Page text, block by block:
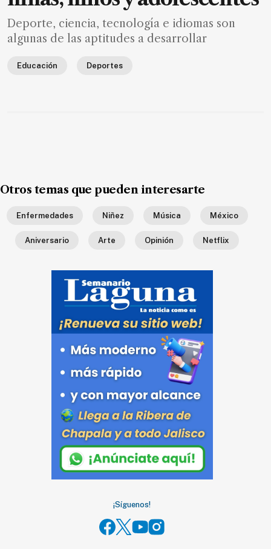
Deporte, ciencia, tecnología e idiomas son
algunas de las aptitudes a desarrollar
Educación Deportes
Otros temas que pueden interesarte
Enfermedades Niñez Música México
Aniversario Arte Opinión Netflix
¡Síguenos!